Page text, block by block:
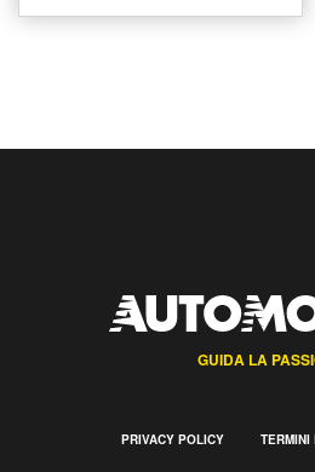
GUIDA LA
PRIVACY POLICY TERMINI